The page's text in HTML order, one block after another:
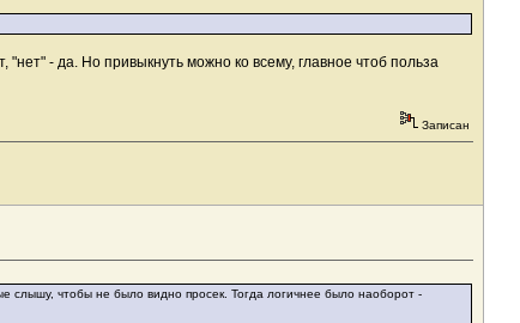
- да. Но привыкнуть можно ко всему, главное чтоб польза
Записан
чтобы не было видно просек. Тогда логичнее было наоборот -